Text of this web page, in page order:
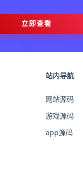
立即查看
站内导航
网站源码
游戏源码
app源码